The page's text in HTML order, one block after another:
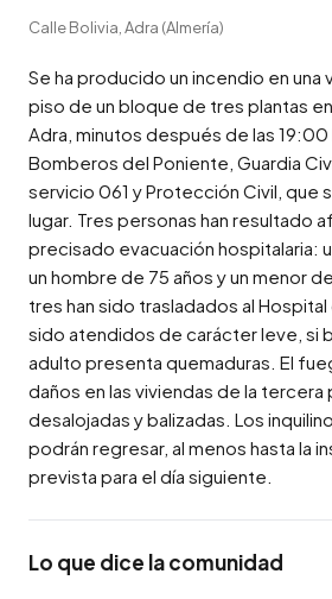
Calle Bolivia, Adra (Almería)
Se ha producido un incendio en
piso de un bloque de tres plantas
Adra, minutos después de las 19:00
Bomberos del Poniente, Guardia
servicio 061 y Protección Civil, que
lugar. Tres personas han resultado
precisado evacuación hospitalaria:
un hombre de 75 años y un menor
tres han sido trasladados al
sido atendidos de carácter leve, si
adulto presenta quemaduras. El
daños en las viviendas de la tercera
desalojadas y balizadas. Los
podrán regresar, al menos hasta la
prevista para el día siguiente.
Lo que dice la comunidad